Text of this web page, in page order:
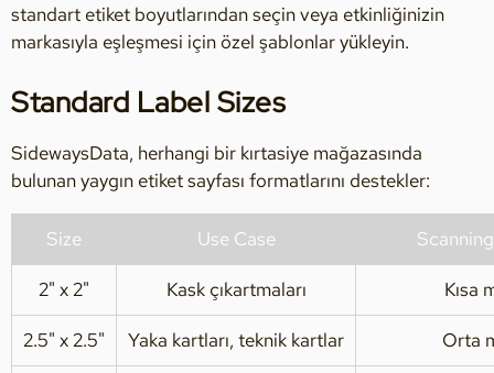
standart etiket boyutlarından seçin veya etkinliğinizin
markasıyla eşleşmesi için özel şablonlar yükleyin.
Standard Label Sizes
SidewaysData, herhangi bir kırtasiye mağazasında
bulunan yaygın etiket sayfası formatlarını destekler:
Size Use Case
2" x 2" Kask çıkartmaları Kısa
2.5" x 2.5" Yaka kartları, teknik kartlar Orta